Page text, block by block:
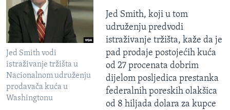
Jed Smith vodi
istraživanje tržišta u
Nacionalnom udruženju
prodavača kuća u
Washingtonu
Jed Smith, koji u tom
udruženju predvodi
istraživanje tržišta, kaže da je
pad prodaje postojećih kuća
od 27 procenata dobrim
dijelom posljedica prestanka
federalnih poreskih olakšica
od 8 hiljada dolara za kupce